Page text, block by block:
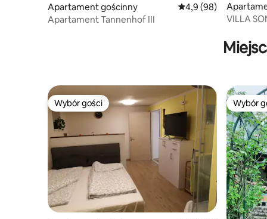
Apartament gościnny Średnia ocena: 4,9 na
4,9 (98)
Apartament Tannenhof III
VILLA SONJA Sonnig
Wybór gości
Wybór gości Wybór
Wybór